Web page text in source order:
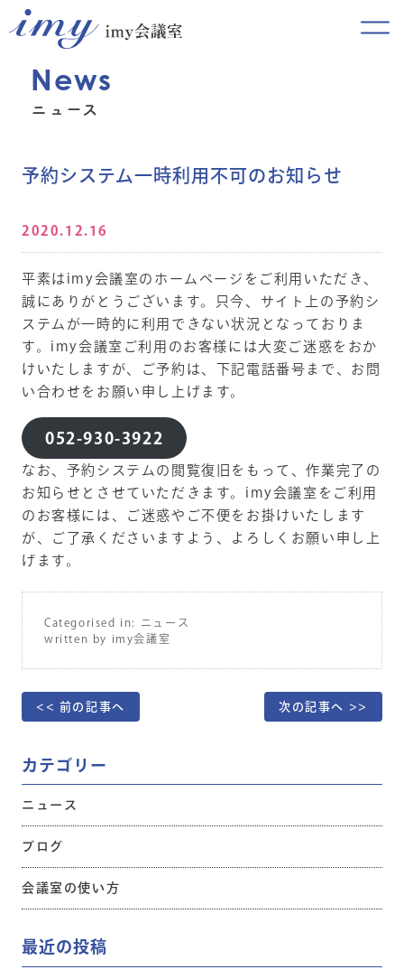
News
ニュース
予約システム一時利用不可のお知らせ
2020.12.16
平素はimy会議室のホームページをご利用いただき、
誠にありがとうございます。只今、サイト上の予約シ
ステムが一時的に利用できない状況となっておりま
す。imy会議室ご利用のお客様には大変ご迷惑をおか
けいたしますが、ご予約は、下記電話番号まで、お問
い合わせをお願い申し上げます。
052-930-3922
なお、予約システムの閲覧復旧をもって、作業完了の
お知らせとさせていただきます。imy会議室をご利用
のお客様には、ご迷惑やご不便をお掛けいたします
が、ご了承くださいますよう、よろしくお願い申し上
げます。
Categorised in:
ニュース
written by imy会議室
<< 前の記事へ 次の記事へ >>
カテゴリー
ニュース
ブログ
会議室の使い方
最近の投稿